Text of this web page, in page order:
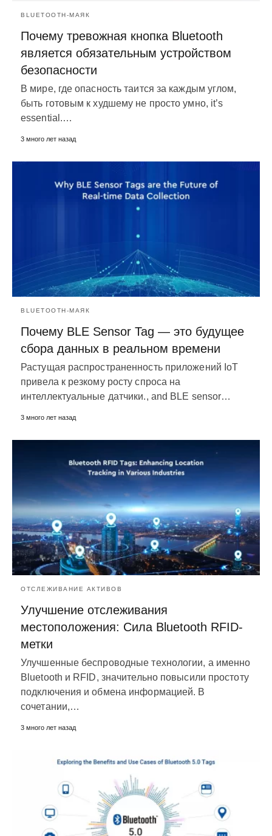
BLUETOOTH-МАЯК
Почему тревожная кнопка Bluetooth
является обязательным устройством
безопасности
В мире, где опасность таится за каждым углом,
быть готовым к худшему не просто умно, it’s
essential.…
3 много лет назад
BLUETOOTH-МАЯК
Почему BLE Sensor Tag — это будущее
сбора данных в реальном времени
Растущая распространенность приложений IoT
привела к резкому росту спроса на
интеллектуальные датчики., and BLE sensor…
3 много лет назад
ОТСЛЕЖИВАНИЕ АКТИВОВ
Улучшение отслеживания
местоположения: Сила Bluetooth RFID-
метки
Улучшенные беспроводные технологии, а именно
Bluetooth и RFID, значительно повысили простоту
подключения и обмена информацией. В
сочетании,…
3 много лет назад